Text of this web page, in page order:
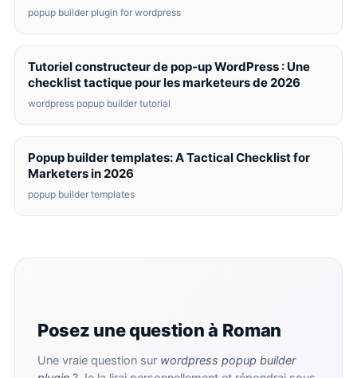
popup builder plugin for wordpress
Tutoriel constructeur de pop-up WordPress : Une
checklist tactique pour les marketeurs de 2026
wordpress popup builder tutorial
Popup builder templates: A Tactical Checklist for
Marketers in 2026
popup builder templates
Posez une question à Roman
Une vraie question sur wordpress popup builder